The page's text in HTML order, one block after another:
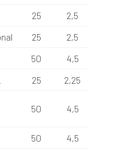
25
2,5
25
2,5
50
4,5
25
2,25
50 4,5
50
4,5